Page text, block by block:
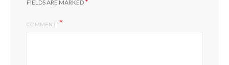
FIELDS ARE MARKED
COMMENT